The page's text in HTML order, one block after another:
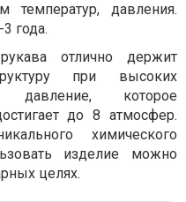
температур, давления.
года.
отлично держит
при высоких
давление, которое
до 8 атмосфер.
химического
изделие можно
целях.